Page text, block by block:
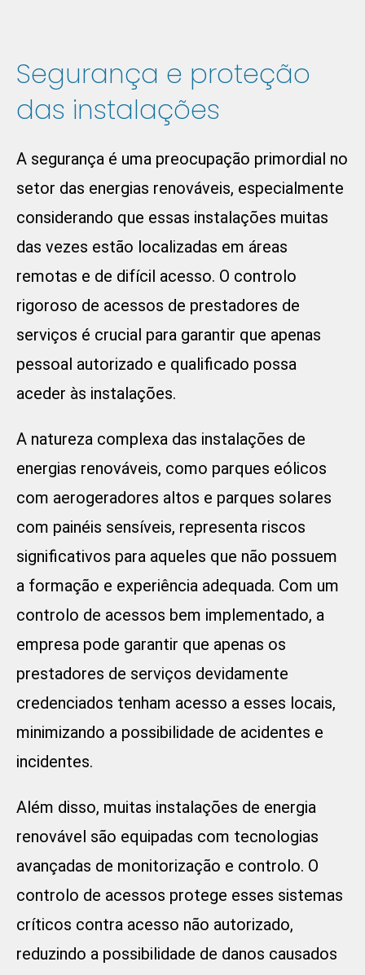
Segurança e proteção
das instalações
A segurança é uma preocupação primordial no
setor das energias renováveis, especialmente
considerando que essas instalações muitas
das vezes estão localizadas em áreas
remotas e de difícil acesso. O controlo
rigoroso de acessos de prestadores de
serviços é crucial para garantir que apenas
pessoal autorizado e qualificado possa
aceder às instalações.
A natureza complexa das instalações de
energias renováveis, como parques eólicos
com aerogeradores altos e parques solares
com painéis sensíveis, representa riscos
significativos para aqueles que não possuem
a formação e experiência adequada. Com um
controlo de acessos bem implementado, a
empresa pode garantir que apenas os
prestadores de serviços devidamente
credenciados tenham acesso a esses locais,
minimizando a possibilidade de acidentes e
incidentes.
Além disso, muitas instalações de energia
renovável são equipadas com tecnologias
avançadas de monitorização e controlo. O
controlo de acessos protege esses sistemas
críticos contra acesso não autorizado,
reduzindo a possibilidade de danos causados